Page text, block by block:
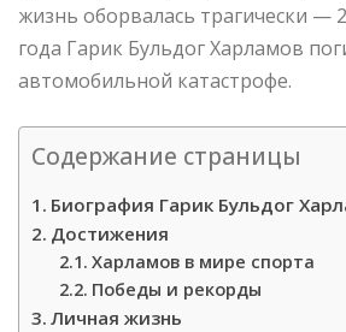
жизнь оборвалась трагически —
года Гарик Бульдог Харламов
автомобильной катастрофе.
Содержание страницы
Биография Гарик Бульдог
Достижения
Харламов в мире спорта
Победы и рекорды
Личная жизнь